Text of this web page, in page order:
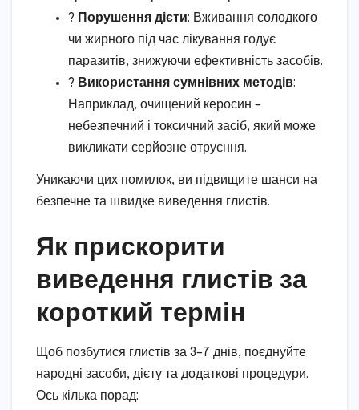
? Порушення дієти: Вживання солодкого
чи жирного під час лікування годує
паразитів, знижуючи ефективність засобів.
? Використання сумнівних методів:
Наприклад, очищений керосин –
небезпечний і токсичний засіб, який може
викликати серйозне отруєння.
Уникаючи цих помилок, ви підвищите шанси на
безпечне та швидке виведення глистів.
Як прискорити
виведення глистів за
короткий термін
Щоб позбутися глистів за 3–7 днів, поєднуйте
народні засоби, дієту та додаткові процедури.
Ось кілька порад: